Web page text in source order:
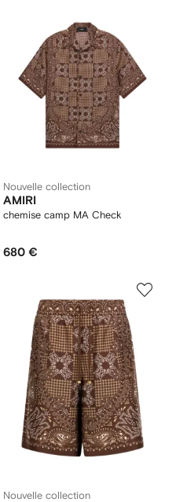
Nouvelle collection
AMIRI
chemise camp MA Check
680 €
Nouvelle collection